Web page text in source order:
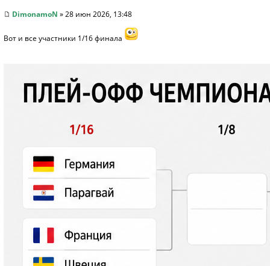
DimonamoN » 28 июн 2026, 13:48
Вот и все участники 1/16 финала